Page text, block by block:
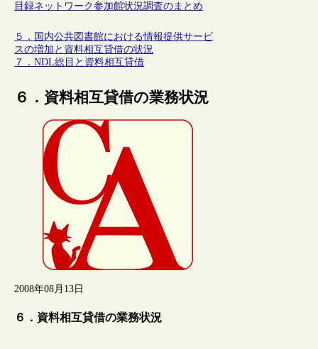
目録ネットワーク参加館状況調査のまとめ
５．国内公共図書館における情報提供サービ
スの増加と資料相互貸借の状況
７．NDL総目と資料相互貸借
６．資料相互貸借の業務状況
2008年08月13日
６．資料相互貸借の業務状況